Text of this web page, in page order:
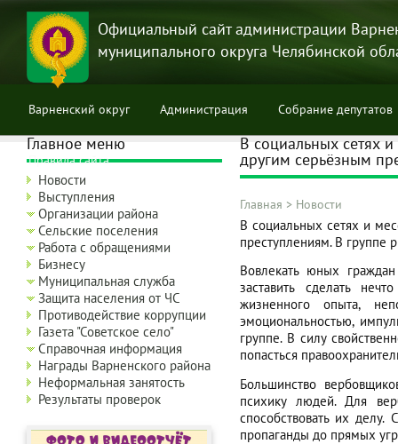
Перейти
основному
содержанию
Официальный сайт администрации
муниципального округа Челябинской
Варненский округ Администрация Собрание депутатов
Правила сайта
В социальных сетях
другим серьёзным
Строка
навигации
Главная > Новости
В социальных сетях и
преступлениям. В группе
Вовлекать юных
заставить сделать
жизненного опыта,
эмоциональностью,
группе. В силу
попасться
Большинство
психику людей. Для
способствовать их
пропаганды до прямых
Главное меню
Новости
Выступления
Организации района
Сельские поселения
Работа с обращениями
Бизнесу
Муниципальная служба
Защита населения от ЧС
Противодействие коррупции
Газета "Советское село"
Справочная информация
Награды Варненского района
Неформальная занятость
Результаты проверок